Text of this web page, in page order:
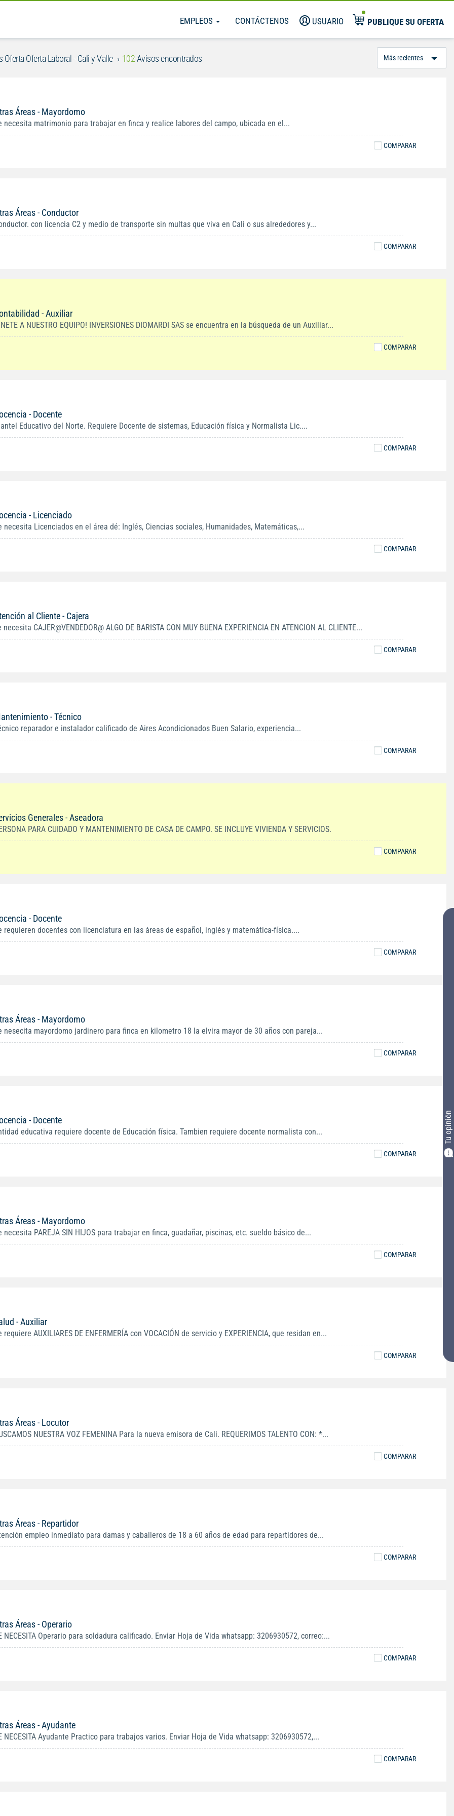
EMPLEOS CONTÁCTENOS USUARIO PUBLIQUE SU OFERTA
Tu opinión
Oferta Laboral - Cali y Valle 102Avisos encontrados
Áreas - Mayordomo
necesita matrimonio para trabajar en finca y realice labores del campo, ubicada en el...
COMPARAR
Áreas - Conductor
con licencia C2 y medio de transporte sin multas que viva en Cali o sus alrededores y...
COMPARAR
- Auxiliar
A NUESTRO EQUIPO! INVERSIONES DIOMARDI SAS se encuentra en la búsqueda de un Auxiliar...
COMPARAR
- Docente
Educativo del Norte. Requiere Docente de sistemas, Educación física y Normalista Lic....
COMPARAR
- Licenciado
necesita Licenciados en el área dé: Inglés, Ciencias sociales, Humanidades, Matemáticas,...
COMPARAR
al Cliente - Cajera
necesita CAJER@VENDEDOR@ ALGO DE BARISTA CON MUY BUENA EXPERIENCIA EN ATENCION AL CLIENTE...
COMPARAR
- Técnico
reparador e instalador calificado de Aires Acondicionados Buen Salario, experiencia...
COMPARAR
Generales - Aseadora
PARA CUIDADO Y MANTENIMIENTO DE CASA DE CAMPO. SE INCLUYE VIVIENDA Y SERVICIOS.
COMPARAR
- Docente
requieren docentes con licenciatura en las áreas de español, inglés y matemática-física....
COMPARAR
Áreas - Mayordomo
nesecita mayordomo jardinero para finca en kilometro 18 la elvira mayor de 30 años con pareja...
COMPARAR
- Docente
educativa requiere docente de Educación física. Tambien requiere docente normalista con...
COMPARAR
Áreas - Mayordomo
necesita PAREJA SIN HIJOS para trabajar en finca, guadañar, piscinas, etc. sueldo básico de...
COMPARAR
- Auxiliar
requiere AUXILIARES DE ENFERMERÍA con VOCACIÓN de servicio y EXPERIENCIA, que residan en...
COMPARAR
Áreas - Locutor
NUESTRA VOZ FEMENINA Para la nueva emisora de Cali. REQUERIMOS TALENTO CON: *...
COMPARAR
Áreas - Repartidor
empleo inmediato para damas y caballeros de 18 a 60 años de edad para repartidores de...
COMPARAR
Áreas - Operario
NECESITA Operario para soldadura calificado. Enviar Hoja de Vida whatsapp: 3206930572, correo:...
COMPARAR
Áreas - Ayudante
NECESITA Ayudante Practico para trabajos varios. Enviar Hoja de Vida whatsapp: 3206930572,...
COMPARAR